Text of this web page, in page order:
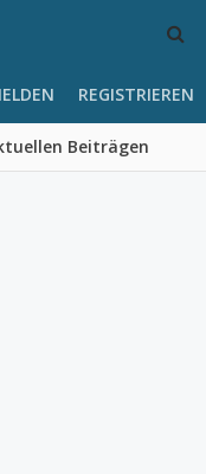
Beiträgen
REGISTRIEREN